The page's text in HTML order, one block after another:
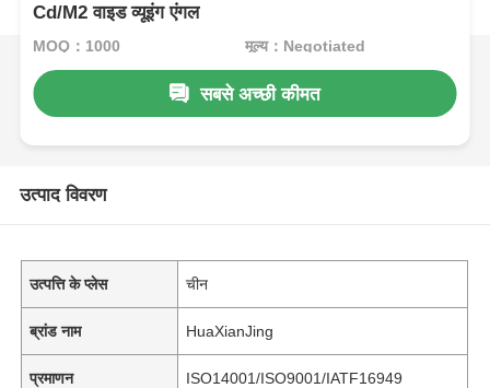
Cd/M2 वाइड व्यूइंग एंगल
MOQ：1000 मूल्य：Negotiated
सबसे अच्छी कीमत
उत्पाद विवरण
उत्पत्ति के प्लेस चीन
ब्रांड नाम HuaXianJing
प्रमाणन ISO14001/ISO9001/IATF16949